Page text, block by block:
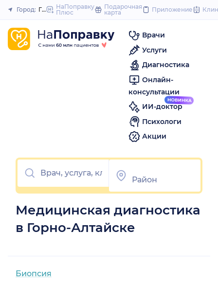
to
Закрыть
Город: Горно-Алтайск
НаПоправку
Плюс
Подарочная
карта
Приложение
Врачи
Услуги
Диагностика
Онлайн-
консультации
ИИ-доктор
Психологи
Акции
Медицинская диагностика
в Горно-Алтайске
Биопсия